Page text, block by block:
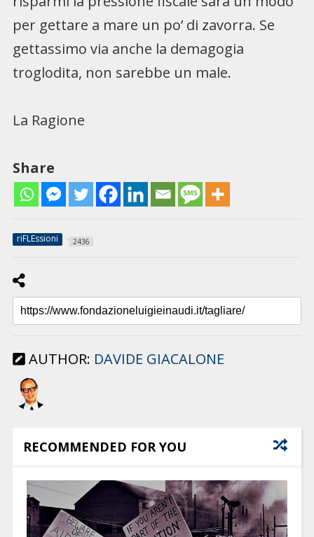
per gettare a mare un po’ di zavorra. Se
gettassimo via anche la demagogia
troglodita, non sarebbe un male.
La Ragione
Share
riFLEssioni 2436
AUTHOR: DAVIDE GIACALONE
RECOMMENDED FOR YOU